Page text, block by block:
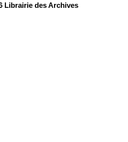
Librairie des Archives